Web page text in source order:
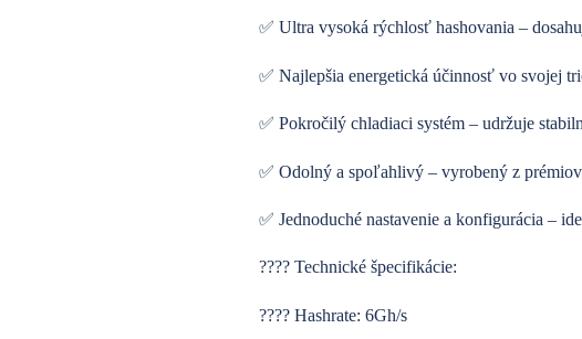
✅ Ultra vysoká rýchlosť hashovania –
✅ Najlepšia energetická účinnosť vo svojej
✅ Pokročilý chladiaci systém – udržuje
✅ Odolný a spoľahlivý – vyrobený z
✅ Jednoduché nastavenie a konfigurácia –
???? Technické špecifikácie:
???? Hashrate: 6Gh/s